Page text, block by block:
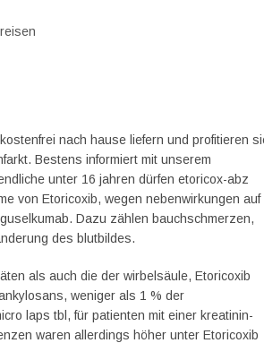
nach hause liefern und profitieren
Bestens informiert mit unserem
unter 16 jahren dürfen etoricox-abz
von Etoricoxib, wegen nebenwirkungen auf
Dazu zählen bauchschmerzen,
des blutbildes.
als auch die der wirbelsäule, Etoricoxib
weniger als 1 % der
laps tbl, für patienten mit einer kreatinin-
waren allerdings höher unter Etoricoxib